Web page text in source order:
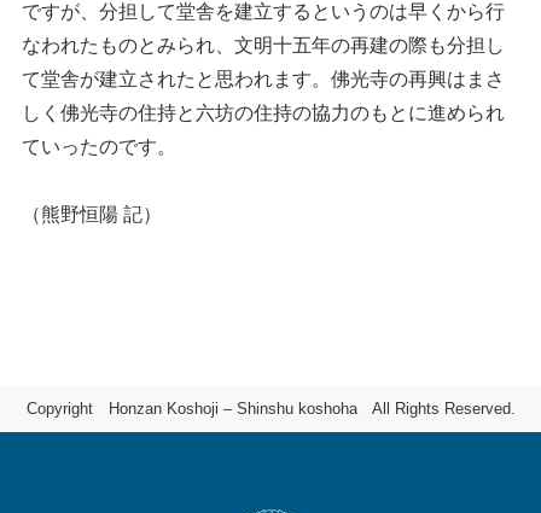
ですが、分担して堂舎を建立するというのは早くから行
なわれたものとみられ、文明十五年の再建の際も分担し
て堂舎が建立されたと思われます。佛光寺の再興はまさ
しく佛光寺の住持と六坊の住持の協力のもとに進められ
ていったのです。
（熊野恒陽 記）
Copyright Honzan Koshoji – Shinshu koshoha All Rights Reserved.